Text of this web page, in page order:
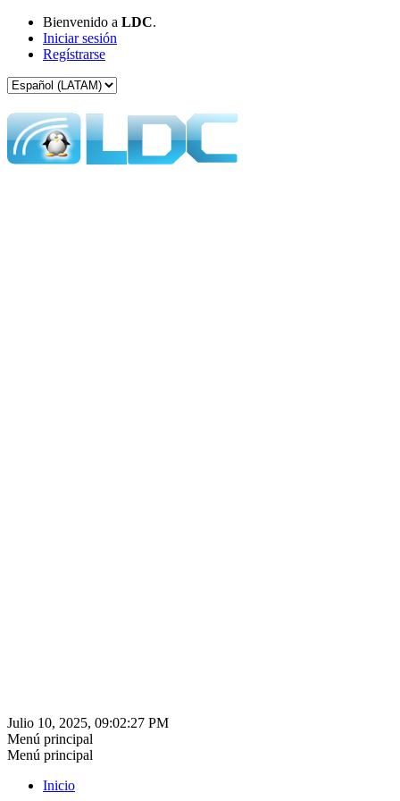
Bienvenido a LDC.
Iniciar sesión
Regístrarse
Julio 10, 2025, 09:02:27 PM
Menú principal
Menú principal
Inicio